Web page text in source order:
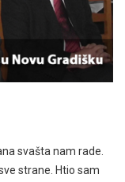
svašta nam rade.
strane. Htio sam